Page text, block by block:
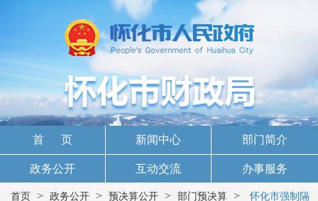
首 页 新闻中心 部门简介
政务公开 互动交流 办事服务
首页 > 政务公开 > 预决算公开 > 部门预决算 >
怀化市强制隔